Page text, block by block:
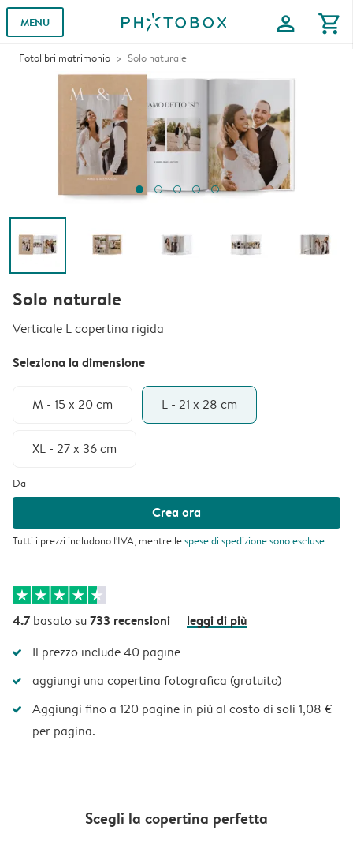
MENU profile shopping_cart
Fotolibri matrimonio Solo naturale
Solo naturale
Verticale L copertina rigida
Seleziona la dimensione
M - 15 x 20 cm L - 21 x 28 cm
XL - 27 x 36 cm
Da
Crea ora
Tutti i prezzi includono l'IVA, mentre lespese di spedizionesono escluse.
4.7 basato su733 recensioni leggi di più
Il prezzo include 40 pagine
aggiungi una copertina fotografica (gratuito)
Aggiungi fino a 120 pagine in più al costo di soli 1,08 €
per pagina.
Scegli la copertina perfetta